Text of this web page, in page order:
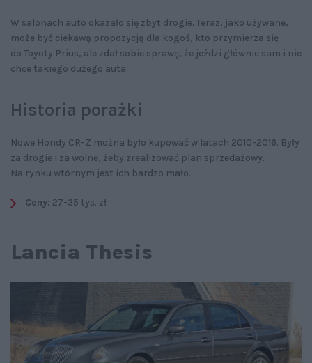
W salonach auto okazało się zbyt drogie. Teraz, jako używane,
może być ciekawą propozycją dla kogoś, kto przymierza się
do Toyoty Prius, ale zdał sobie sprawę, że jeździ głównie sam i nie
chce takiego dużego auta.
Historia porażki
Nowe Hondy CR-Z można było kupować w latach 2010-2016. Były
za drogie i za wolne, żeby zrealizować plan sprzedażowy.
Na rynku wtórnym jest ich bardzo mało.
Ceny: 27-35 tys. zł
Lancia Thesis